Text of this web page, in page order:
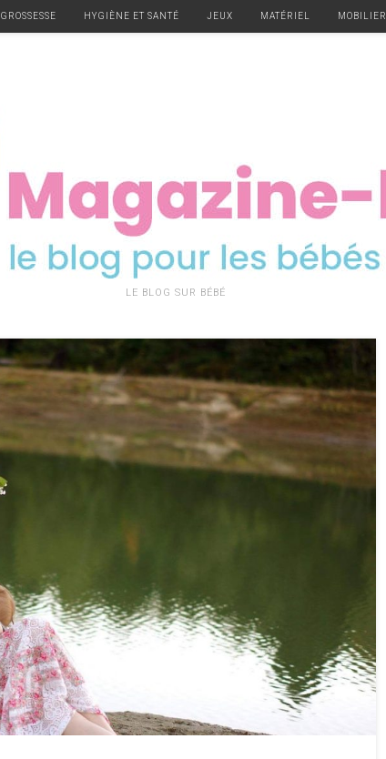
GROSSESSE HYGIÈNE ET SANTÉ JEUX MATÉRIEL MOBILIER
LE BLOG SUR BÉBÉ